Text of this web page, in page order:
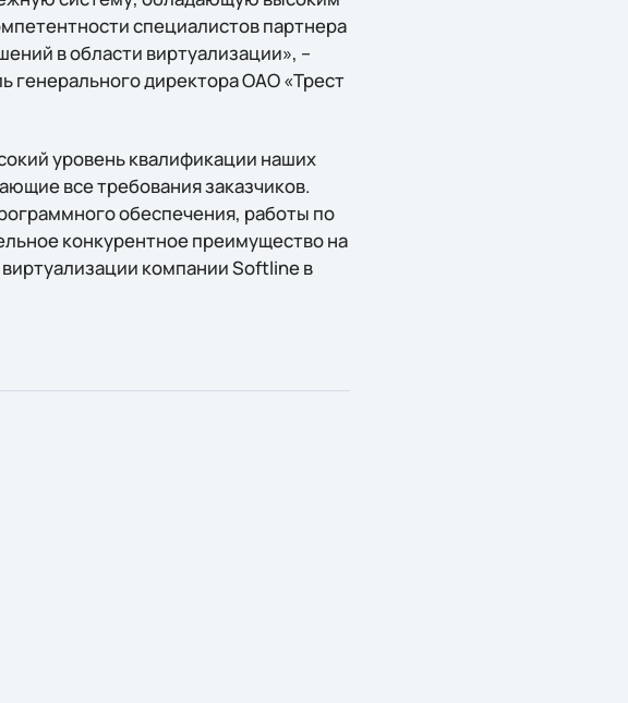
специалистов партнера
в области виртуализации», –
генерального директора ОАО «Трест
уровень квалификации наших
все требования заказчиков.
обеспечения, работы по
конкурентное преимущество на
компании Softline в